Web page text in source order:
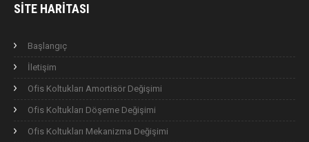
SITE HARITASI
Başlangıç
İletişim
Ofis Koltukları Amortisör Değişimi
Ofis Koltukları Döşeme Değişimi
Ofis Koltukları Mekanizma Değişimi